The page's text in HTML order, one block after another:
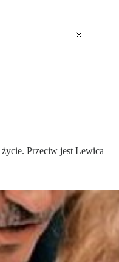
Przeciw jest Lewica